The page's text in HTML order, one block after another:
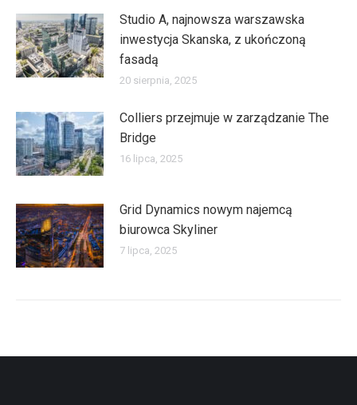
Studio A, najnowsza warszawska
inwestycja Skanska, z ukończoną
fasadą
20 sierpnia, 2025
Colliers przejmuje w zarządzanie The
Bridge
16 lipca, 2025
Grid Dynamics nowym najemcą
biurowca Skyliner
7 lipca, 2025